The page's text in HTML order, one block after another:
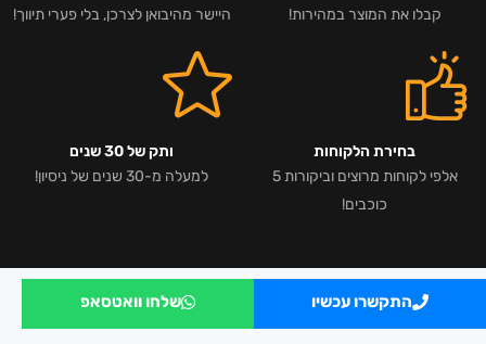
קבלו את המוצר במהירות!
היישר מהיבואן לצרכן, בלי פערי תיווך!
בחירת הלקוחות
אלפי לקוחות מרוצים וביקורות 5
כוכבים!
ותק של 30 שנים
למעלה מ-30 שנים של ניסיון!
התקשרו עכשיו שלחו וואטסאפ